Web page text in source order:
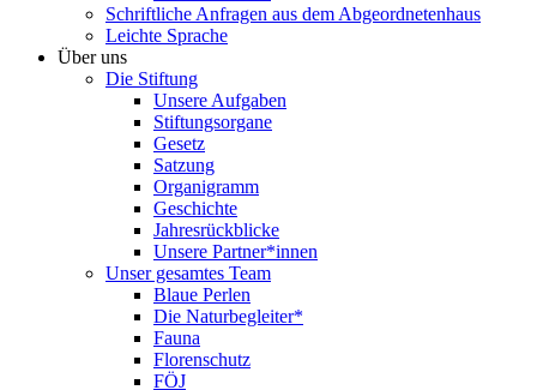
Schriftliche Anfragen aus dem Abgeordnetenhaus
Leichte Sprache
Über uns
Die Stiftung
Unsere Aufgaben
Stiftungsorgane
Gesetz
Satzung
Organigramm
Geschichte
Jahresrückblicke
Unsere Partner*innen
Unser gesamtes Team
Blaue Perlen
Die Naturbegleiter*
Fauna
Florenschutz
FÖJ